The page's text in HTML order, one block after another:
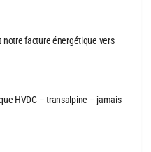
notre facture énergétique vers
HVDC – transalpine – jamais